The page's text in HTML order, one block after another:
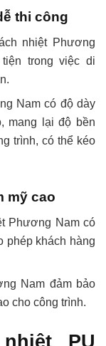
thi công
nhiệt Phương
trong việc di
Nam có độ dày
mang lại độ bền
trình, có thể kéo
mỹ cao
Phương Nam có
phép khách hàng
Nam đảm bảo
cho công trình.
PU